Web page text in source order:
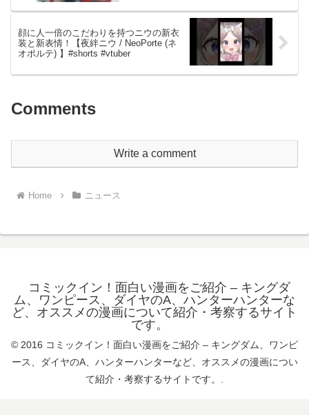
顔に人一倍のこだわりを持つニウの新衣
装と新表情！【夜絆ニウ / NeoPorte (ネ
オポルテ) 】#shorts #vtuber
Comments
Write a comment
Home ニュース
コミックイン！面白い漫画をご紹介 – キングダ
ム、ワンピース、ダイヤのA、ハンターハンターな
ど、オススメの漫画について紹介・考察するサイト
です。
© 2016 コミックイン！面白い漫画をご紹介 – キングダム、ワンピ
ース、ダイヤのA、ハンターハンターなど、オススメの漫画につい
て紹介・考察するサイトです。.